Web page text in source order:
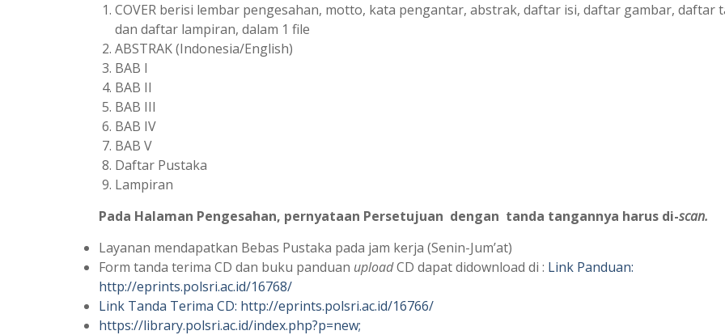
COVER berisi lembar pengesahan, motto, kata pengantar, abstrak, daftar isi, daftar gambar, daftar
dan daftar lampiran, dalam 1 file
ABSTRAK (Indonesia/English)
BAB I
BAB II
BAB III
BAB IV
BAB V
Daftar Pustaka
Lampiran
Pada Halaman Pengesahan, pernyataan Persetujuan dengan tanda tangannya harus di-scan.
Layanan mendapatkan Bebas Pustaka pada jam kerja (Senin-Jum’at)
Form tanda terima CD dan buku panduan uploadCD dapat didownload di : Link Panduan:
http://eprints.polsri.ac.id/16768/
Link Tanda Terima CD: http://eprints.polsri.ac.id/16766/
https://library.polsri.ac.id/index.php?p=new;